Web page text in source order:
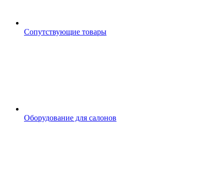
Сопутствующие товары
Оборудование для салонов